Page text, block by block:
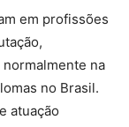
em profissões
na
no Brasil.
atuação